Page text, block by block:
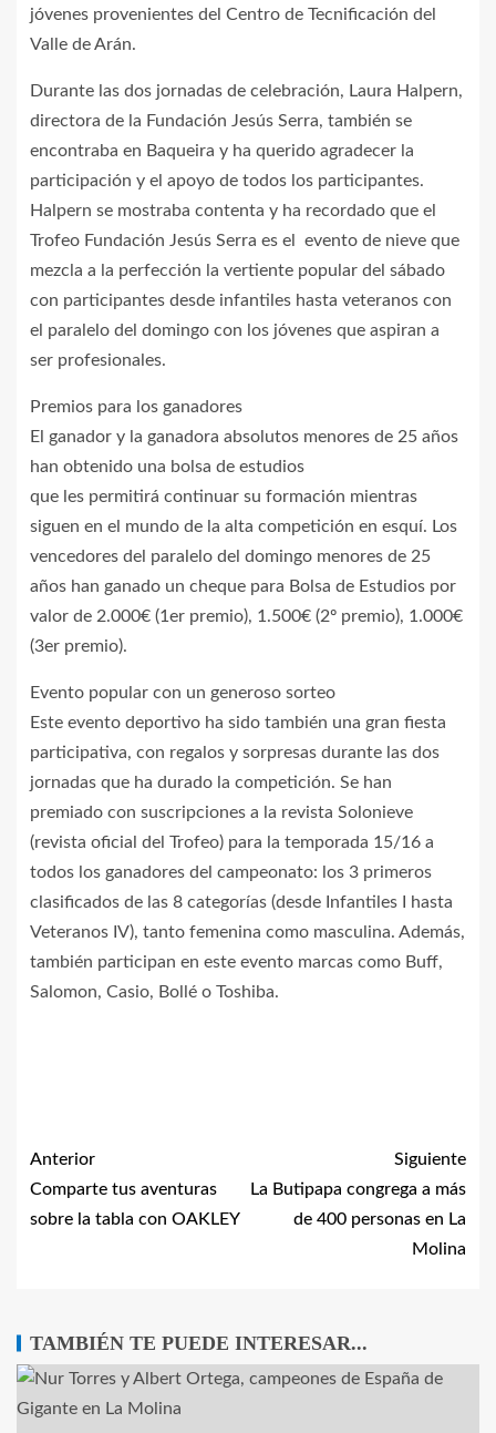
jóvenes provenientes del Centro de Tecnificación del
Valle de Arán.
Durante las dos jornadas de celebración, Laura Halpern,
directora de la Fundación Jesús Serra, también se
encontraba en Baqueira y ha querido agradecer la
participación y el apoyo de todos los participantes.
Halpern se mostraba contenta y ha recordado que el
Trofeo Fundación Jesús Serra es el evento de nieve que
mezcla a la perfección la vertiente popular del sábado
con participantes desde infantiles hasta veteranos con
el paralelo del domingo con los jóvenes que aspiran a
ser profesionales.
Premios para los ganadores
El ganador y la ganadora absolutos menores de 25 años
han obtenido una bolsa de estudios
que les permitirá continuar su formación mientras
siguen en el mundo de la alta competición en esquí. Los
vencedores del paralelo del domingo menores de 25
años han ganado un cheque para Bolsa de Estudios por
valor de 2.000€ (1er premio), 1.500€ (2º premio), 1.000€
(3er premio).
Evento popular con un generoso sorteo
Este evento deportivo ha sido también una gran fiesta
participativa, con regalos y sorpresas durante las dos
jornadas que ha durado la competición. Se han
premiado con suscripciones a la revista Solonieve
(revista oficial del Trofeo) para la temporada 15/16 a
todos los ganadores del campeonato: los 3 primeros
clasificados de las 8 categorías (desde Infantiles I hasta
Veteranos IV), tanto femenina como masculina. Además,
también participan en este evento marcas como Buff,
Salomon, Casio, Bollé o Toshiba.
Anterior
Comparte tus aventuras
sobre la tabla con OAKLEY
Siguiente
La Butipapa congrega a más
de 400 personas en La
Molina
TAMBIÉN TE PUEDE INTERESAR...